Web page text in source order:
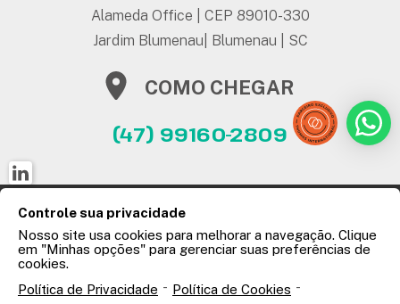
Alameda Office | CEP 89010-330
Jardim Blumenau| Blumenau | SC
COMO CHEGAR
(47) 99160-2809
© 2026 KeepTalent -
Política de Cookies
Termos de Uso
|
Minhas opções de privacidade
Controle sua privacidade
Nosso site usa cookies para melhorar a navegação. Clique
em "Minhas opções" para gerenciar suas preferências de
cookies.
Política de Privacidade - Política de Cookies -